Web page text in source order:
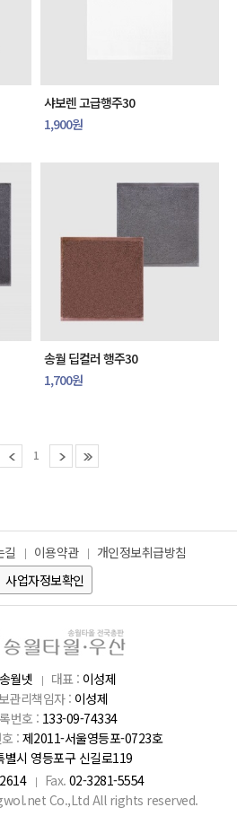
샤보렌 고급행주30
1,900원
송월 딥컬러 행주30
1,700원
1
길 이용약관
개인정보취급방침
사업자정보확인
송월넷 대표 : 이성제
관리책임자 : 이성제
번호 : 133-09-74334
: 제2011-서울영등포-0723호
별시 영등포구 신길로119
Fax. 02-3281-5554
Co.,Ltd All rights reserved.